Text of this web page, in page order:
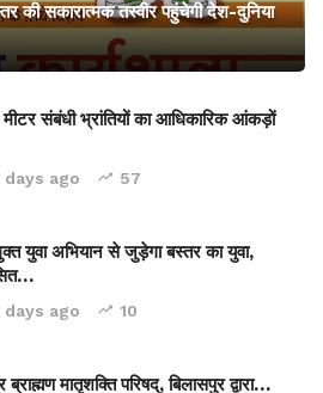
की सकारात्मक तस्वीर पहुंचेगी देश-दुनिया
मीटर संबंधी भ्रांतियों का आधिकारिक आंकड़ों
days ago 57
युवा अभियान से जुड़ेगा बस्तर का युवा,
days ago 10
मातृशक्ति परिषद्, बिलासपुर द्वारा…